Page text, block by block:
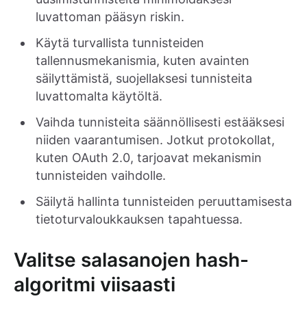
luvattoman pääsyn riskin.
Käytä turvallista tunnisteiden
tallennusmekanismia, kuten avainten
säilyttämistä, suojellaksesi tunnisteita
luvattomalta käytöltä.
Vaihda tunnisteita säännöllisesti estääksesi
niiden vaarantumisen. Jotkut protokollat,
kuten OAuth 2.0, tarjoavat mekanismin
tunnisteiden vaihdolle.
Säilytä hallinta tunnisteiden peruuttamisesta
tietoturvaloukkauksen tapahtuessa.
Valitse salasanojen hash-
algoritmi viisaasti